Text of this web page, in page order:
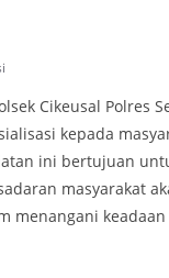
Cikeusal Polres
kepada
ini bertujuan
masyarakat
menangani